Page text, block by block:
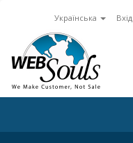
Українська Вхід